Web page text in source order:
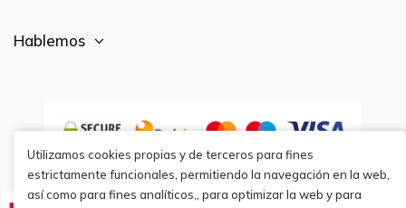
Hablemos
Utilizamos cookies propias y de terceros para fines
estrictamente funcionales, permitiendo la navegación en la web,
así como para fines analíticos,, para optimizar la web y para